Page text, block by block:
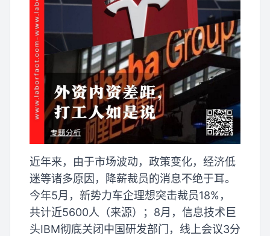
近年来，由于市场波动，政策变化，经济低
迷等诸多原因，降薪裁员的消息不绝于耳。
今年5月，新势力车企理想突击裁员18%，
共计近5600人（来源）；8月，信息技术巨
头IBM彻底关闭中国研发部门，线上会议3分